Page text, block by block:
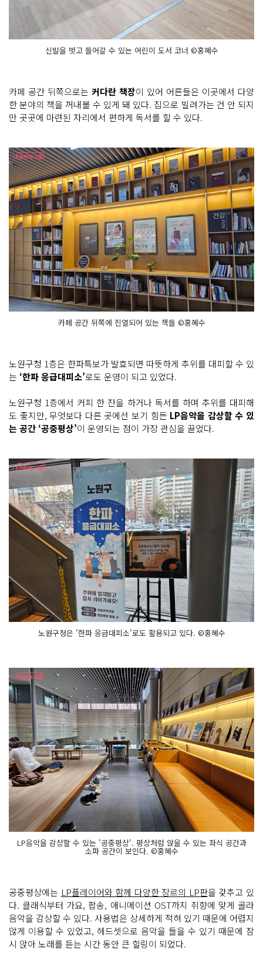
신발을 벗고 들어갈 수 있는 어린이 도서 코너 ©홍혜수
카페 공간 뒤쪽으로는 커다란 책장이 있어 어른들은 이곳에서 다양
한 분야의 책을 꺼내볼 수 있게 돼 있다. 집으로 빌려가는 건 안 되지
만 곳곳에 마련된 자리에서 편하게 독서를 할 수 있다.
카페 공간 뒤쪽에 진열되어 있는 책들 ©홍혜수
노원구청 1층은 한파특보가 발효되면 따뜻하게 추위를 대피할 수 있
는 ‘한파 응급대피소’로도 운영이 되고 있었다.
노원구청 1층에서 커피 한 잔을 하거나 독서를 하며 추위를 대피해
도 좋지만, 무엇보다 다른 곳에선 보기 힘든 LP음악을 감상할 수 있
는 공간 ‘공중평상’이 운영되는 점이 가장 관심을 끌었다.
노원구청은 '한파 응급대피소'로도 활용되고 있다. ©홍혜수
LP음악을 감상할 수 있는 '공중평상'. 평상처럼 앉을 수 있는 좌식 공간과
소파 공간이 보인다. ©홍혜수
공중평상에는 LP플레이어와 함께 다양한 장르의 LP판을 갖추고 있
다. 클래식부터 가요, 팝송, 애니메이션 OST까지 취향에 맞게 골라
음악을 감상할 수 있다. 사용법은 상세하게 적혀 있기 때문에 어렵지
않게 이용할 수 있었고, 헤드셋으로 음악을 들을 수 있기 때문에 잠
시 앉아 노래를 듣는 시간 동안 큰 힐링이 되었다.